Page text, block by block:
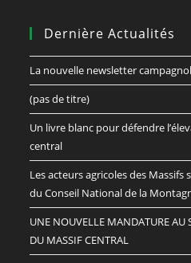
Dernière Actualités
La nouvelle newsletter
(pas de titre)
Un livre blanc pour défendre
central
Les acteurs agricoles des Massifs
du Conseil National de la
UNE NOUVELLE MANDATURE AU
DU MASSIF CENTRAL